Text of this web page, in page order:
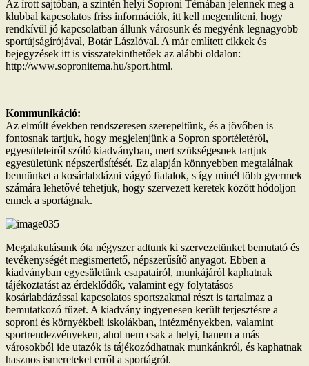
Az írott sajtóban, a szintén helyi Soproni Témában jelennek meg a
klubbal kapcsolatos friss információk, itt kell megemlíteni, hogy
rendkívül jó kapcsolatban állunk városunk és megyénk legnagyobb
sportújságírójával, Botár Lászlóval. A már említett cikkek és
bejegyzések itt is visszatekinthetőek az alábbi oldalon:
http://www.sopronitema.hu/sport.html.
Kommunikáció:
Az elmúlt években rendszeresen szerepeltünk, és a jövőben is
fontosnak tartjuk, hogy megjelenjünk a Sopron sportéletéről,
egyesületeiről szóló kiadványban, mert szükségesnek tartjuk
egyesületünk népszerűsítését. Ez alapján könnyebben megtalálnak
bennünket a kosárlabdázni vágyó fiatalok, s így minél több gyermek
számára lehetővé tehetjük, hogy szervezett keretek között hódoljon
ennek a sportágnak.
Megalakulásunk óta négyszer adtunk ki szervezetünket bemutató és
tevékenységét megismertető, népszerűsítő anyagot. Ebben a
kiadványban egyesületünk csapatairól, munkájáról kaphatnak
tájékoztatást az érdeklődők, valamint egy folytatásos
kosárlabdázással kapcsolatos sportszakmai részt is tartalmaz a
bemutatkozó füzet. A kiadvány ingyenesen került terjesztésre a
soproni és környékbeli iskolákban, intézményekben, valamint
sportrendezvényeken, ahol nem csak a helyi, hanem a más
városokból ide utazók is tájékozódhatnak munkánkról, és kaphatnak
hasznos ismereteket erről a sportágról.